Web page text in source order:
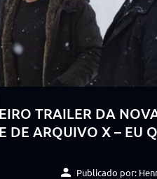
TRAILER DA
DE ARQUIVO X – EU
Publicado por: